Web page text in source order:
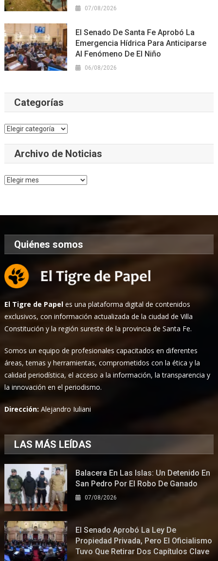
07/08/2026
El Senado De Santa Fe Aprobó La
Emergencia Hídrica Para Anticiparse
Al Fenómeno De El Niño
06/08/2026
Categorías
Categorías
Archivo de Noticias
Archivo
Quiénes somos
El Tigre de Papel es una plataforma digital de contenidos
exclusivos, con información actualizada de la ciudad de Villa
Constitución y la región sureste de la provincia de Santa Fe.
Somos un equipo de profesionales capacitados en diferentes
áreas, temas y herramientas, comprometidos con la ética y la
calidad periodística, el acceso a la información, la transparencia y
la innovación en el periodismo.
Dirección:Alejandro Iuliani
LAS MÁS LEÍDAS
Balacera En Las Islas: Un Detenido En
San Pedro Por El Robo De Ganado
07/08/2026
El Senado Aprobó La Ley De
Propiedad Privada, Pero El Oficialismo
Tuvo Que Retirar Dos Capítulos Clave